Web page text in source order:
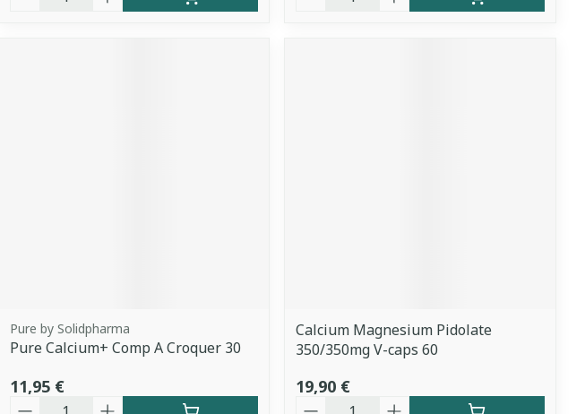
Pure by Solidpharma
Pure Calcium+ Comp A Croquer 30
11,95 €
Quantité
Calcium Magnesium Pidolate
350/350mg V-caps 60
19,90 €
Quantité